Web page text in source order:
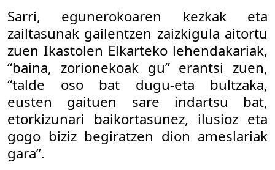
Sarri, egunerokoaren kezkak eta
zailtasunak gailentzen zaizkigula aitortu
zuen Ikastolen Elkarteko lehendakariak,
“baina, zorionekoak gu” erantsi zuen,
“talde oso bat dugu-eta bultzaka,
eusten gaituen sare indartsu bat,
etorkizunari baikortasunez, ilusioz eta
gogo biziz begiratzen dion ameslariak
gara”.